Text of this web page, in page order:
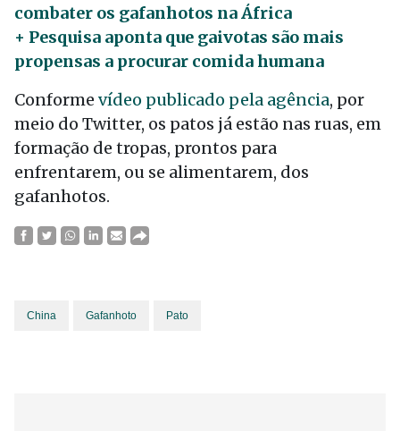
combater os gafanhotos na África
+ Pesquisa aponta que gaivotas são mais
propensas a procurar comida humana
Conforme vídeo publicado pela agência, por
meio do Twitter, os patos já estão nas ruas, em
formação de tropas, prontos para
enfrentarem, ou se alimentarem, dos
gafanhotos.
China Gafanhoto Pato